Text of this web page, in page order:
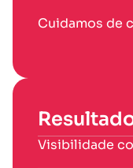
Cuidamos de
Visibilidade